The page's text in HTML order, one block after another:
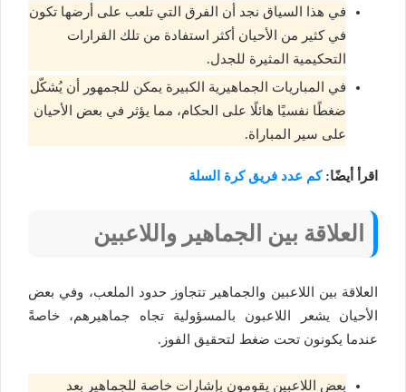
في هذا السياق نجد أن الفرق التي تلعب على أرضها تكون
في كثير من الأحيان أكثر استفادة من تلك القرارات
التحكيمية المثيرة للجدل.
في المباريات الجماهيرية الكبيرة يمكن للجمهور أن يُشكّل
ضغطًا نفسيًا هائلًا على الحكام، مما يؤثر في بعض الأحيان
على سير المباراة.
اقرأ أيضًا:كم عدد فريق كرة السلة
العلاقة بين الجماهير واللاعبين
العلاقة بين اللاعبين والجماهير تتجاوز حدود الملعب، وفي بعض
الأحيان يشعر اللاعبون بالمسؤولية تجاه جماهيرهم، خاصةً
عندما يكونون تحت ضغط لتحقيق الفوز.
بعض اللاعبين يقومون بإشارات خاصة للجماهير بعد